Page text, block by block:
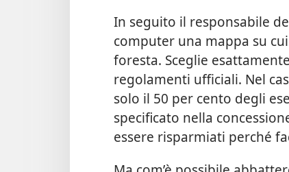
In seguito il responsabile
computer una mappa su
foresta. Sceglie
regolamenti ufficiali. Nel
solo il 50 per cento degli
specificato nella
essere risparmiati perché